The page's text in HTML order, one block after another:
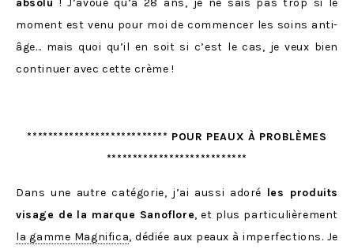
absolu ! J’avoue qu’à 28 ans, je ne sais pas trop si le
moment est venu pour moi de commencer les soins anti-
âge… mais quoi qu’il en soit si c’est le cas, je veux bien
continuer avec cette crème !
*************************** POUR PEAUX À PROBLÈMES
***************************
Dans une autre catégorie, j’ai aussi adoré les produits
visage de la marque Sanoflore, et plus particulièrement
la gamme Magnifica, dédiée aux peaux à imperfections. Je